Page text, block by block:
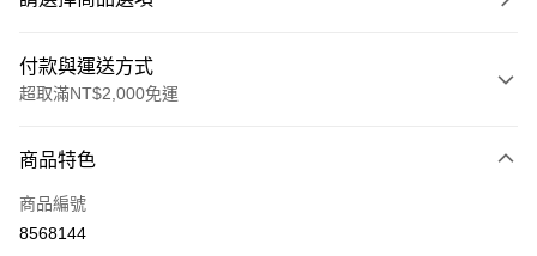
付款與運送方式
超取滿NT$2,000免運
信用卡一次付款
超商取貨付款
商品特色
商品編號
8568144